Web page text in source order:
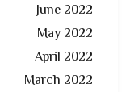
June 2022
May 2022
April 2022
March 2022